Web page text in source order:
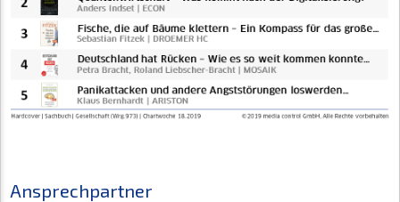
Ansprechpartner